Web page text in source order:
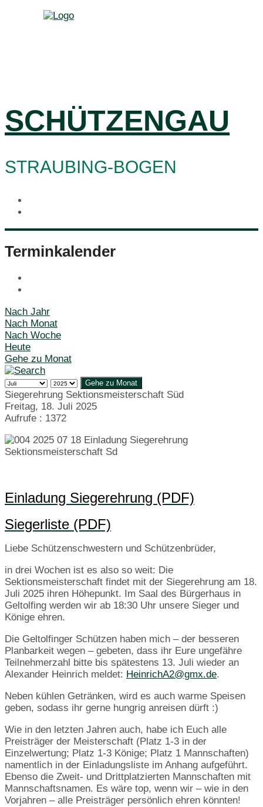
SCHÜTZENGAU
STRAUBING-BOGEN
Terminkalender
Nach Jahr
Nach Monat
Nach Woche
Heute
Gehe zu Monat
Gehe zu Monat
Siegerehrung Sektionsmeisterschaft Süd
Freitag, 18. Juli 2025
Aufrufe : 1372
Einladung Siegerehrung (PDF)
Siegerliste (PDF)
Liebe Schützenschwestern und Schützenbrüder,
in drei Wochen ist es also so weit: Die
Sektionsmeisterschaft findet mit der Siegerehrung am 18.
Juli 2025 ihren Höhepunkt. Im Saal des Bürgerhaus in
Geltolfing werden wir ab 18:30 Uhr unsere Sieger und
Könige ehren.
Die Geltolfinger Schützen haben mich – der besseren
Planbarkeit wegen – gebeten, dass ihr Eure ungefähre
Teilnehmerzahl bitte bis spätestens 13. Juli wieder an
Alexander Heinrich meldet: HeinrichA2@gmx.de.
Neben kühlen Getränken, wird es auch warme Speisen
geben, sodass ihr gerne hungrig anreisen dürft :)
Wie in den letzten Jahren auch, habe ich Euch alle
Preisträger der Meisterschaft (Platz 1-3 in der
Einzelwertung; Platz 1-3 Könige; Platz 1 Mannschaften)
namentlich in der Einladungsliste im Anhang aufgeführt.
Ebenso die Zweit- und Drittplatzierten Mannschaften mit
Mannschaftsnamen. Es wäre top, wenn wir – wie in den
Vorjahren – alle Preisträger persönlich ehren könnten!